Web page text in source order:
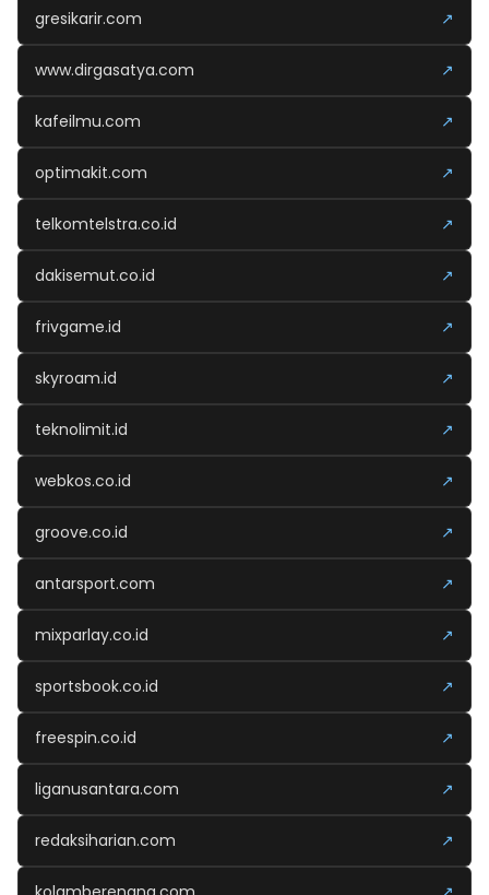
gresikarir.com ↗
www.dirgasatya.com ↗
kafeilmu.com ↗
optimakit.com ↗
telkomtelstra.co.id ↗
dakisemut.co.id ↗
frivgame.id ↗
skyroam.id ↗
teknolimit.id ↗
webkos.co.id ↗
groove.co.id ↗
antarsport.com ↗
mixparlay.co.id ↗
sportsbook.co.id ↗
freespin.co.id ↗
liganusantara.com ↗
redaksiharian.com ↗